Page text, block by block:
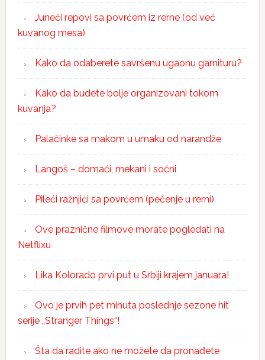
Juneći repovi sa povrćem iz rerne (od već
kuvanog mesa)
Kako da odaberete savršenu ugaonu garnituru?
Kako da budete bolje organizovani tokom
kuvanja?
Palačinke sa makom u umaku od narandže
Langoš – domaći, mekani i sočni
Pileći ražnjići sa povrćem (pečenje u rerni)
Ove praznične filmove morate pogledati na
Netflixu
Lika Kolorado prvi put u Srbiji krajem januara!
Ovo je prvih pet minuta poslednje sezone hit
serije „Stranger Things“!
Šta da radite ako ne možete da pronađete